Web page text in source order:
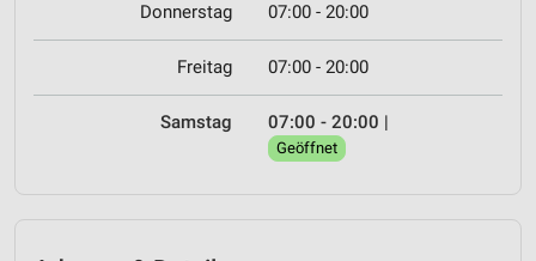
Donnerstag 07:00 - 20:00
Freitag 07:00 - 20:00
Samstag 07:00 - 20:00 |
Geöffnet